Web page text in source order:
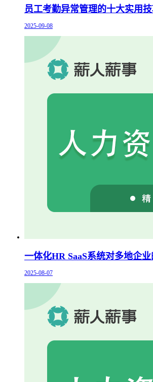
员工考勤异常管理的十大实用
2025-09-08
一体化HR SaaS系统对多地企
2025-08-07